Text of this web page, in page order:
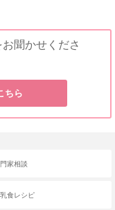
聞かせくださ
ちら
家相談
食レシピ